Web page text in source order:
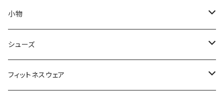
ノースリーブ
パンツドレス
ナイトドレス
ピアス
コサージュ
リング
ショーツ
タンクトップ/キャミソール
半袖/5分
サブバッグ
クラッチバッグ
トートバッグ
小物
マフラー/スカーフ/ストール
財布
シューズ
スニーカー
フィットネスウェア